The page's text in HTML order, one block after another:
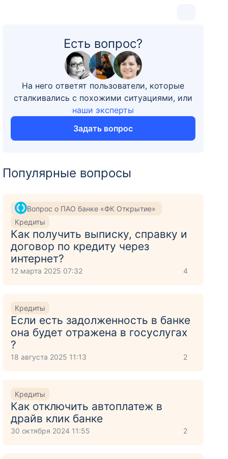
Есть вопрос?
На него ответят пользователи, которые
сталкивались с похожими ситуациями, или
наши эксперты
Задать вопрос
Популярные вопросы
Вопрос о ПАО банке «ФК Открытие»
Кредиты
Как получить выписку, справку и
договор по кредиту через
интернет?
12 марта 2025 07:32 4
Кредиты
Если есть задолженность в банке
она будет отражена в госуслугах
?
18 августа 2025 11:13 2
Кредиты
Как отключить автоплатеж в
драйв клик банке
30 октября 2024 11:55 2